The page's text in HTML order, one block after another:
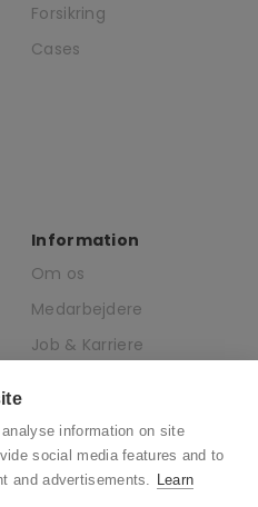
Forsikring
Cases
Information
Om os
Medarbejdere
Job & Karriere
CSR
information on site
social media features and to
and advertisements. Learn